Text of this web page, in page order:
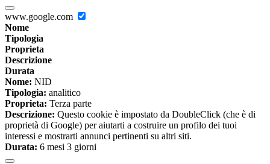
www.google.com
Nome
Tipologia
Proprieta
Descrizione
Durata
Nome: NID
Tipologia: analitico
Proprieta: Terza parte
Descrizione: Questo cookie è impostato da DoubleClick (che è di
proprietà di Google) per aiutarti a costruire un profilo dei tuoi
interessi e mostrarti annunci pertinenti su altri siti.
Durata: 6 mesi 3 giorni